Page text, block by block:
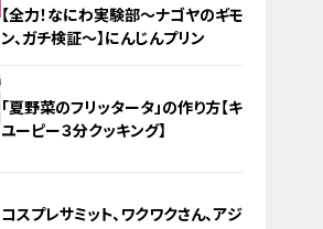
【全力！なにわ実験部～ナゴヤのギモ
ン、ガチ検証～】にんじんプリン
「夏野菜のフリッタータ」の作り方【キ
ユーピー３分クッキング】
コスプレサミット、ワクワクさん、アジ